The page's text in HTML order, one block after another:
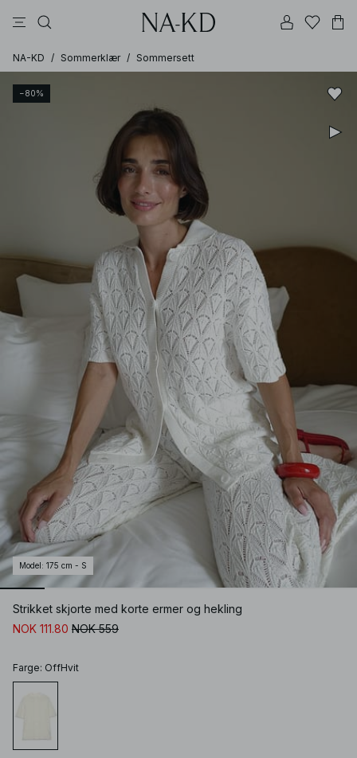
NA-KD / Sommerklær / Sommersett
−80%
Model : 175 cm - S
Strikket skjorte med korte ermer og hekling
NOK 111.80 NOK 559
Farge: OffHvit